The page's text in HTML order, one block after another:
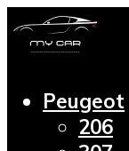
Peugeot
206